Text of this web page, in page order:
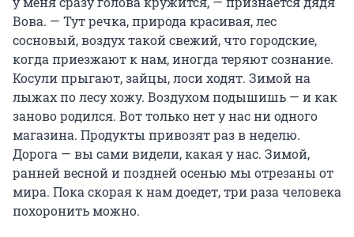
Вова. — Тут речка, природа красивая, лес
сосновый, воздух такой свежий, что городские,
когда приезжают к нам, иногда теряют сознание.
Косули прыгают, зайцы, лоси ходят. Зимой на
лыжах по лесу хожу. Воздухом подышишь — и как
заново родился. Вот только нет у нас ни одного
магазина. Продукты привозят раз в неделю.
Дорога — вы сами видели, какая у нас. Зимой,
ранней весной и поздней осенью мы отрезаны от
мира. Пока скорая к нам доедет, три раза человека
похоронить можно.